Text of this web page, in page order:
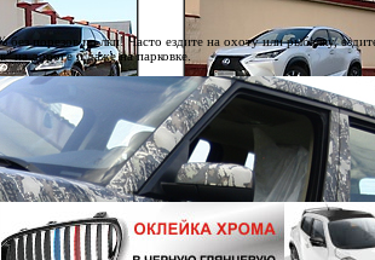
порезов по лкп! Часто ездите на охоту или рыбалку,
на дороге и даже на парковке.
оклейка Lexus LS460 F-
Sport
Антигравийная оклейка Lexus NX